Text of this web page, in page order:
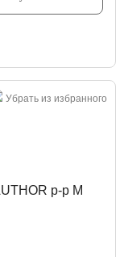
Убрать из избранного